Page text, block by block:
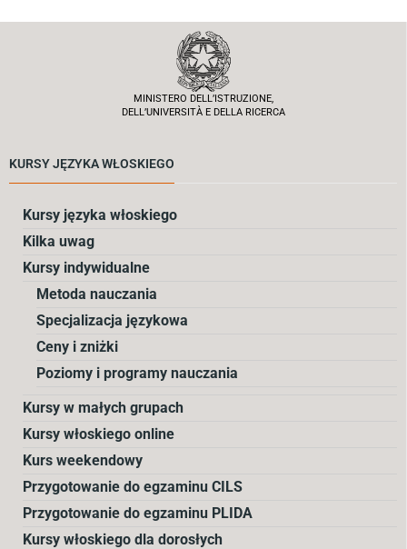
MINISTERO DELL’ISTRUZIONE,
DELL’UNIVERSITÀ E DELLA RICERCA
KURSY JĘZYKA WŁOSKIEGO
Kursy języka włoskiego
Kilka uwag
Kursy indywidualne
Metoda nauczania
Specjalizacja językowa
Ceny i zniżki
Poziomy i programy nauczania
Kursy w małych grupach
Kursy włoskiego online
Kurs weekendowy
Przygotowanie do egzaminu CILS
Przygotowanie do egzaminu PLIDA
Kursy włoskiego dla dorosłych